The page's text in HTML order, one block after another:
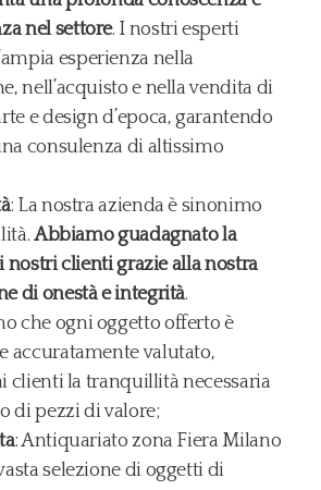
nel settore. I nostri esperti
esperienza nella
nell’acquisto e nella vendita di
e design d’epoca, garantendo
consulenza di altissimo
: La nostra azienda è sinonimo
Abbiamo guadagnato la
nostri clienti grazie alla nostra
di onestà e integrità.
che ogni oggetto offerto è
accuratamente valutato,
clienti la tranquillità necessaria
di pezzi di valore;
: Antiquariato zona Fiera Milano
selezione di oggetti di